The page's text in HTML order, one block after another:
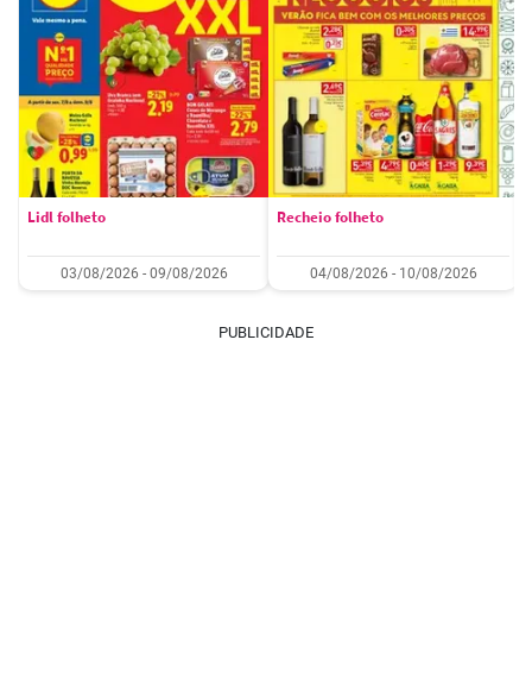
Lidl folheto
03/08/2026 - 09/08/2026
Recheio folheto
04/08/2026 - 10/08/2026
PUBLICIDADE